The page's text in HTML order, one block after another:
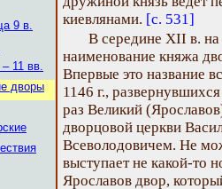
9 в.
11 вв.
дворы
киевлянами. [с. 531]
В середине XII в. на
наименование княжа
Впервые это название
1146 г.,
раз Великий
дворцовой церкви
Всеволодовичем. Не
выступает не какой-то
Ярославов двор,